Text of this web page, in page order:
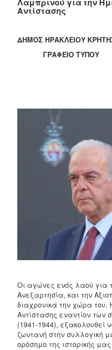
2022
2021
2015
2013
2012
2011
2010
ΑΝΘΕΚΤΙΚΗ
ΠΟΛΗ
Αντίστασης
ΔΗΜΟΣ ΗΡΑΚΛΕΙΟΥ
ΓΡΑΦΕΙΟ ΤΥΠΟΥ
Οι αγώνες ενός λαού για
Ανεξαρτησία, και την
διαχρονικά την χώρα του.
Αντίστασης εναντίον
(1941-1944),
ζωντανή στην συλλογική
ορόσημο της ιστορικής